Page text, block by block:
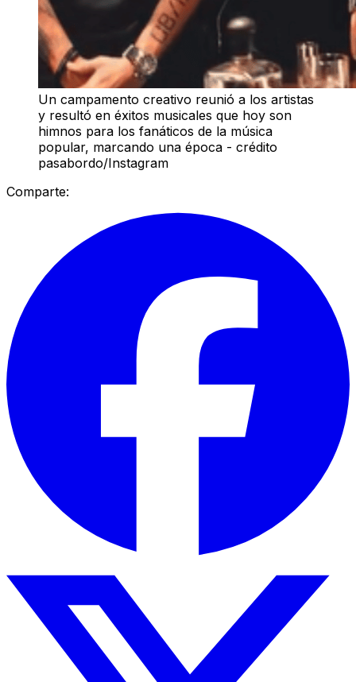
Un campamento creativo reunió a los artistas
y resultó en éxitos musicales que hoy son
himnos para los fanáticos de la música
popular, marcando una época - crédito
pasabordo/Instagram
Comparte: